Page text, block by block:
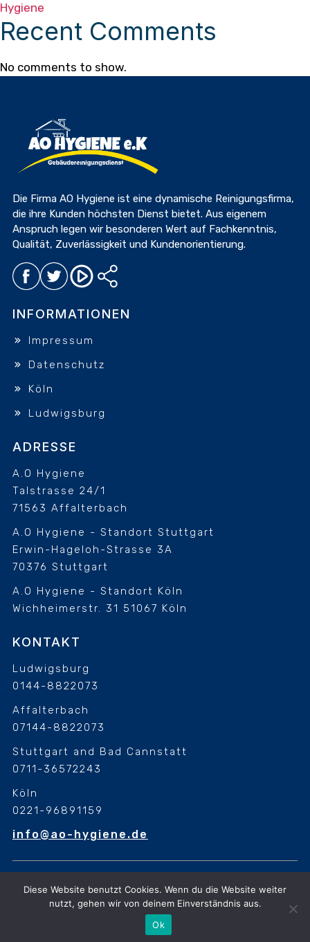
Hygiene
Recent Comments
No comments to show.
Diese Website benutzt Cookies. Wenn du die Website weiter
nutzt, gehen wir von deinem Einverständnis aus.
Ok
Die Firma AO Hygiene ist eine dynamische Reinigungsfirma,
die ihre Kunden höchsten Dienst bietet. Aus eigenem
Anspruch legen wir besonderen Wert auf Fachkenntnis,
Qualität, Zuverlässigkeit und Kundenorientierung.
INFORMATIONEN
Impressum
Datenschutz
Köln
Ludwigsburg
ADRESSE
A.O Hygiene
Talstrasse 24/1
71563 Affalterbach
A.O Hygiene - Standort Stuttgart
Erwin-Hageloh-Strasse 3A
70376 Stuttgart
A.O Hygiene - Standort Köln
Wichheimerstr. 31 51067 Köln
KONTAKT
Ludwigsburg
0144-8822073
Affalterbach
07144-8822073
Stuttgart and Bad Cannstatt
0711-36572243
Köln
0221-96891159
info@ao-hygiene.de
nutzt, gehen wir von deinem Einverständnis aus
© 2026 A.O Hygiene. All Rights Reserved. Design &
Golden Beacon Media Pvt. Ltd.